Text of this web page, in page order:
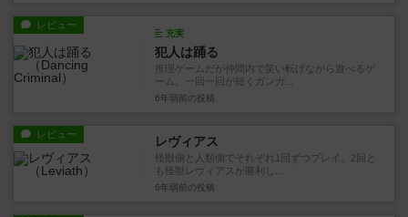
レビュー
充実
犯人は踊る
推理ゲームだが仲間内で笑い転げながら遊べるゲ
ーム。一回一回が短くガンガ...
6年弱前 の投稿
レビュー レヴィアス
怪獣側と人類側でそれぞれ1回ずつプレイ。2回と
も怪獣レヴィアスが勝利し...
6年弱前 の投稿